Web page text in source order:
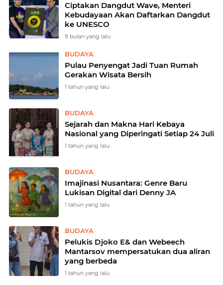
Ciptakan Dangdut Wave, Menteri
Kebudayaan Akan Daftarkan Dangdut
ke UNESCO
9 bulan yang lalu
BUDAYA
Pulau Penyengat Jadi Tuan Rumah
Gerakan Wisata Bersih
1 tahun yang lalu
BUDAYA
Sejarah dan Makna Hari Kebaya
Nasional yang Diperingati Setiap 24 Juli
1 tahun yang lalu
BUDAYA
Imajinasi Nusantara: Genre Baru
Lukisan Digital dari Denny JA
1 tahun yang lalu
BUDAYA
Pelukis Djoko E& dan Webeech
Mantarsov mempersatukan dua aliran
yang berbeda
1 tahun yang lalu